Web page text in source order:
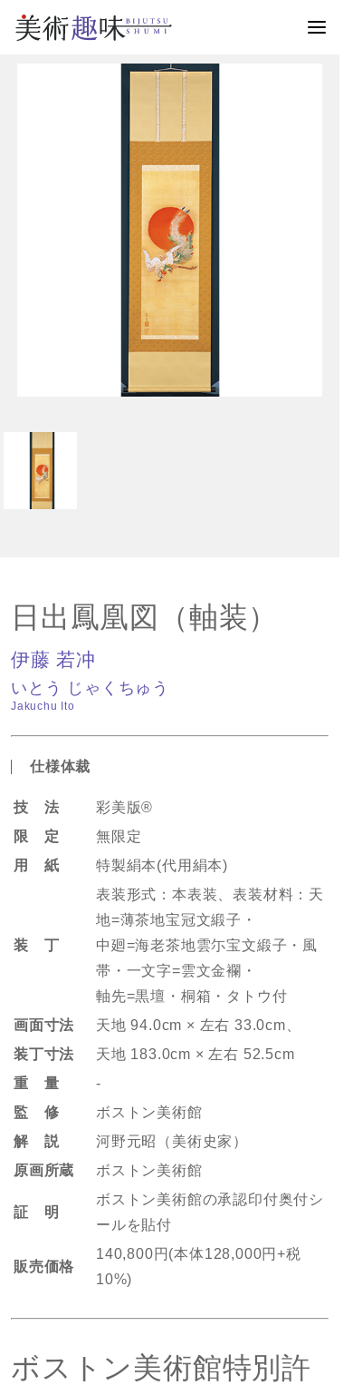
日出鳳凰図（軸装）
伊藤 若冲
いとう じゃくちゅう
Jakuchu Ito
仕様体裁
技 法
彩美版®
限 定
無限定
用 紙
特製絹本(代用絹本)
装 丁
表装形式：本表装、表装材料：天
地=薄茶地宝冠文緞子・
中廻=海老茶地雲尓宝文緞子・風
帯・一文字=雲文金襴・
軸先=黒壇・桐箱・タトウ付
画面寸法
天地 94.0cm × 左右 33.0cm、
装丁寸法
天地 183.0cm × 左右 52.5cm
重 量
-
監 修
ボストン美術館
解 説
河野元昭（美術史家）
原画所蔵
ボストン美術館
証 明
ボストン美術館の承認印付奥付シ
ールを貼付
販売価格
140,800円(本体128,000円+税
10%)
ボストン美術館特別許